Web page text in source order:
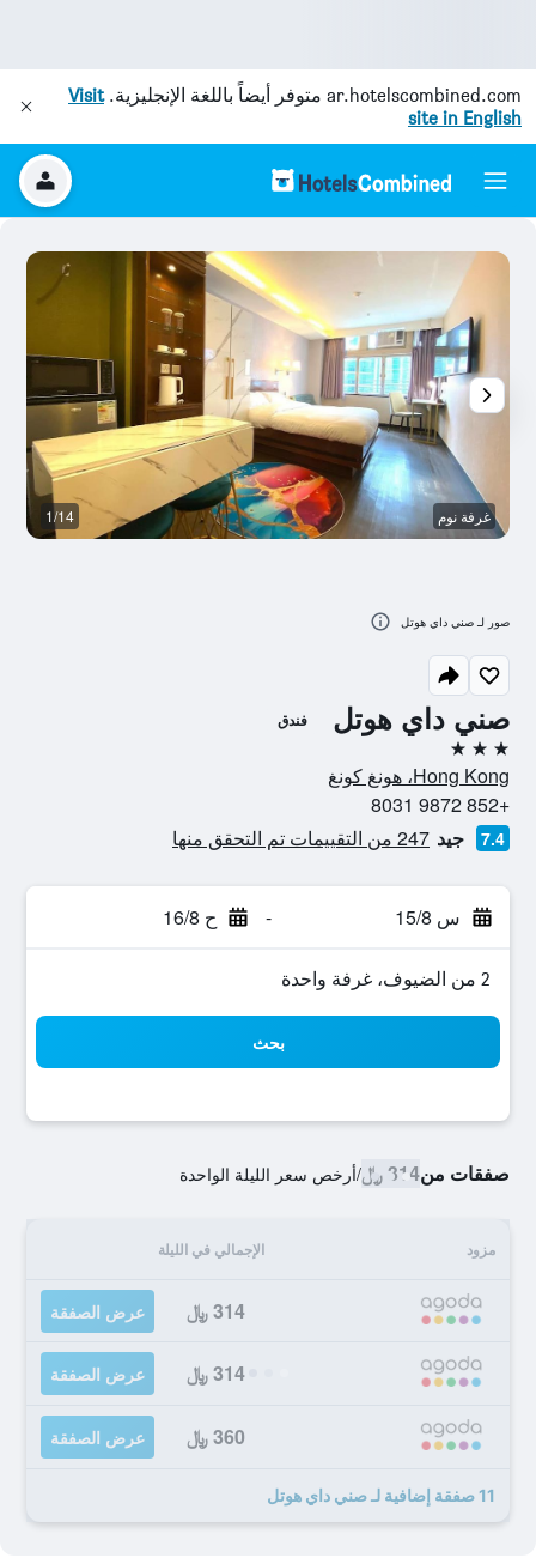
ar.hotelscombined.com متوفر أيضاً باللغة الإنجليزية.Visit
site in English
صني داي هوتل فندق
3 نجوم
Hong Kong، هونغ كونغ
+852 9872 8031
7.4 جيد 247 من التقييمات تم التحقق منها
س 15/8 - ح 16/8
2 من الضيوف، غرفة واحدة
بحث
صفقات من314 ﷼ /أرخص سعر الليلة الواحدة
مزود الإجمالي في الليلة
314 ﷼ عرض الصفقة
314 ﷼ عرض الصفقة
360 ﷼ عرض الصفقة
11 صفقة إضافية لـ صني داي هوتل
غرفة نوم 1/14
صور لـ صني داي هوتل